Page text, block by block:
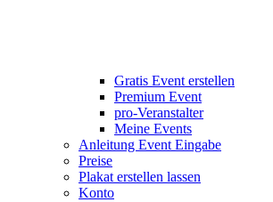
Gratis Event erstellen
Premium Event
pro-Veranstalter
Meine Events
Anleitung Event Eingabe
Preise
Plakat erstellen lassen
Konto